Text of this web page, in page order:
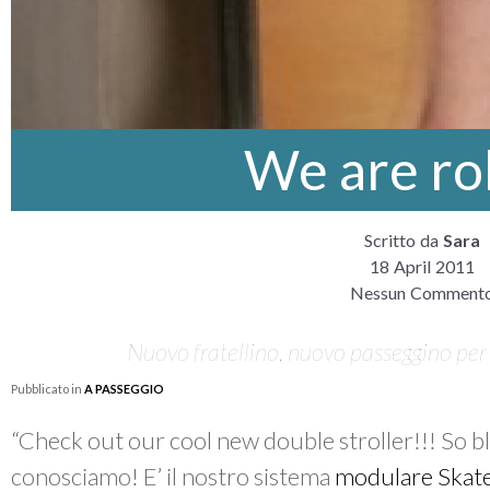
We are
Scritto da Sara
18 April 2011
Nessun
Nuovo fratellino, nuovo passeggino
Pubblicato in A PASSEGGIO
“Check out our cool new double stroller!!! So
conosciamo! E’ il nostro sistema modulare